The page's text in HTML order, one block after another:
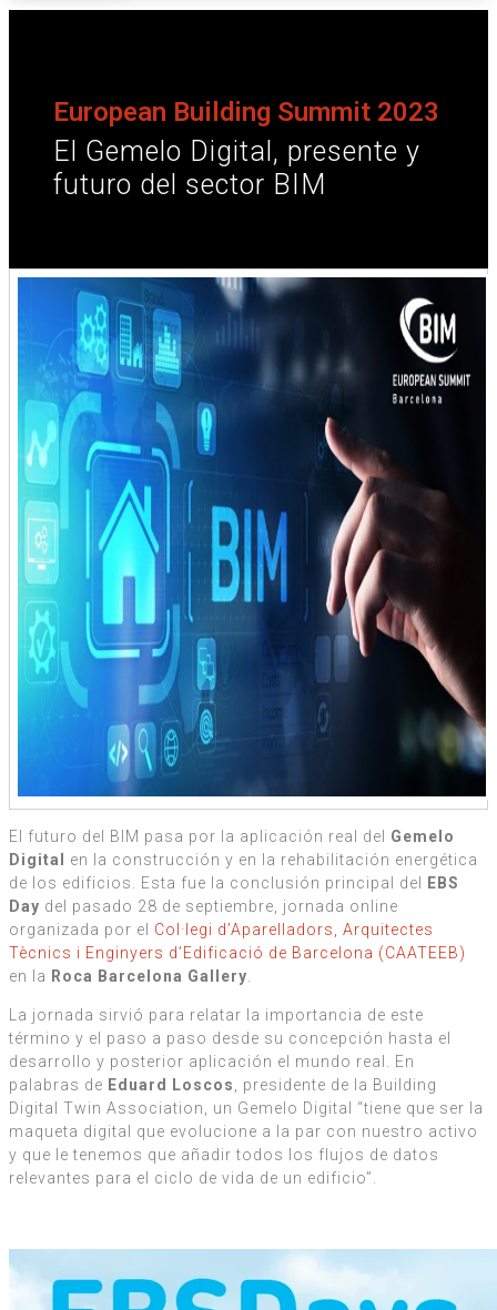
European Building Summit 2023
El Gemelo Digital, presente y
futuro del sector BIM
El futuro del BIM pasa por la aplicación real del Gemelo
Digital
en la construcción y en la rehabilitación energética
de los edificios. Esta fue la conclusión principal del
EBS
Day del pasado 28 de septiembre, jornada online
organizada por el Col·legi d’Aparelladors, Arquitectes
Tècnics i Enginyers d’Edificació de Barcelona (CAATEEB)
en la Roca Barcelona Gallery.
La jornada sirvió para relatar la importancia de este
término y el paso a paso desde su concepción hasta el
desarrollo y posterior aplicación el mundo real. En
palabras de Eduard Loscos, presidente de la Building
Digital Twin Association, un Gemelo Digital “tiene que ser la
maqueta digital que evolucione a la par con nuestro activo
y que le tenemos que añadir todos los flujos de datos
relevantes para el ciclo de vida de un edificio”.